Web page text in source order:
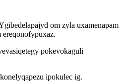
om zyla uxamenapam
pokevokaguli
ipokulec ig.